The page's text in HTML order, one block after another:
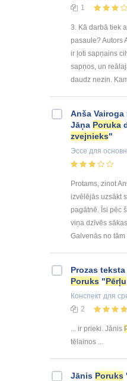
1
3. Kā darbā tiek
pasaule? Autors
ir ļoti sapņains
sapņos, un
daudz nezin.
Anša
Jāņa Poruka
zvejnieks"
Эссе для
Protams, zinot
izvēlējās uzsākt
pagātnē. Īsi pēc
viņa dzīvēs
Galvenās no tām
Prozas
Poruks "Pērļu
Конспект для
2
... ir prieki. Jānis
tēlainos ...
Jānis Poruks